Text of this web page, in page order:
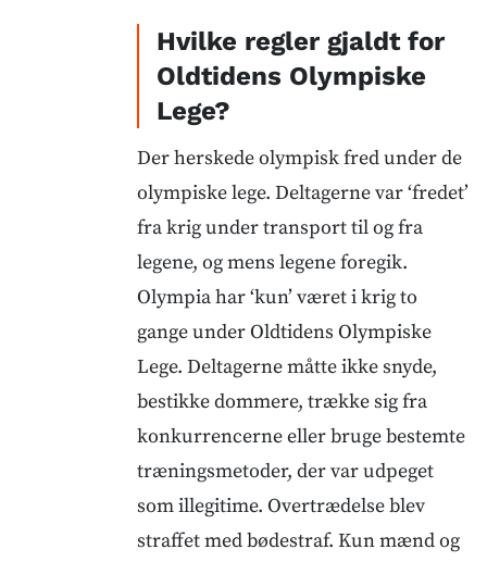
Hvilke regler gjaldt for
Oldtidens Olympiske
Lege?
Der herskede olympisk fred under de
olympiske lege. Deltagerne var ‘fredet’
fra krig under transport til og fra
legene, og mens legene foregik.
Olympia har ‘kun’ været i krig to
gange under Oldtidens Olympiske
Lege. Deltagerne måtte ikke snyde,
bestikke dommere, trække sig fra
konkurrencerne eller bruge bestemte
træningsmetoder, der var udpeget
som illegitime. Overtrædelse blev
straffet med bødestraf. Kun mænd og